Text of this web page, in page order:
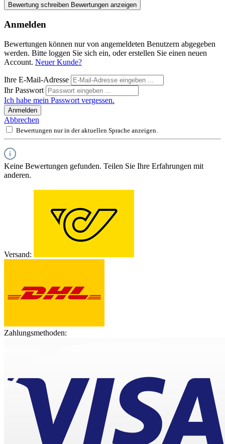
Bewertung schreiben Bewertungen anzeigen
Anmelden
Bewertungen können nur von angemeldeten Benutzern abgegeben
werden. Bitte loggen Sie sich ein, oder erstellen Sie einen neuen
Account. Neuer Kunde?
Ihre E-Mail-Adresse
Ihr Passwort
Ich habe mein Passwort vergessen.
Anmelden
Abbrechen
Bewertungen nur in der aktuellen Sprache anzeigen.
Keine Bewertungen gefunden. Teilen Sie Ihre Erfahrungen mit
anderen.
Versand:
Zahlungsmethoden: